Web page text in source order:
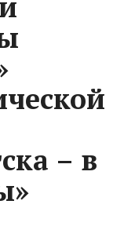
– в